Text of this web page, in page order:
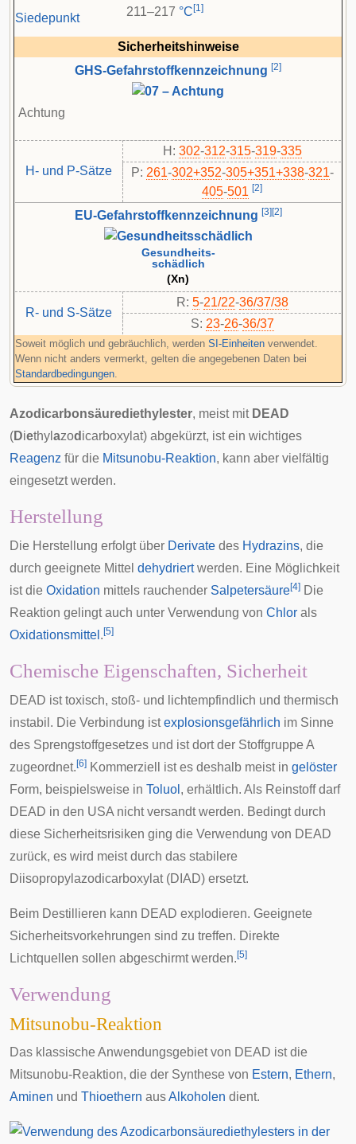
Siedepunkt 211–217 °C [1]
Sicherheitshinweise
GHS-Gefahrstoffkennzeichnung [2]
Achtung
H- und P-Sätze
H: 302-312-315-319-335
P: 261-​302+352-​305+351+338-​321-​
405-​501 [2]
EU-Gefahrstoffkennzeichnung [3] [2]
Gesundheits-
schädlich
(Xn)
R- und S-Sätze
R: 5-21/22-36/37/38
S: 23-26-36/37
Soweit möglich und gebräuchlich, werden SI-Einheiten verwendet.
Wenn nicht anders vermerkt, gelten die angegebenen Daten bei
Standardbedingungen.
Azodicarbonsäurediethylester, meist mit DEAD
(Diethyl azod icarboxylat) abgekürzt, ist ein wichtiges
Reagenz für die Mitsunobu-Reaktion, kann aber vielfältig
eingesetzt werden.
Herstellung
Die Herstellung erfolgt über Derivate des Hydrazins, die
durch geeignete Mittel dehydriertwerden. Eine Möglichkeit
ist die Oxidation mittels rauchender Salpetersäure[4] Die
Reaktion gelingt auch unter Verwendung von Chlor als
Oxidationsmittel . [5]
Chemische Eigenschaften, Sicherheit
DEAD ist toxisch, stoß- und lichtempfindlich und thermisch
instabil. Die Verbindung istexplosionsgefährlich im Sinne
des Sprengstoffgesetzes und ist dort der Stoffgruppe A
zugeordnet. [6] Kommerziell ist es deshalb meist in gelöster
Form, beispielsweise in Toluol , erhältlich. Als Reinstoff darf
DEAD in den USA nicht versandt werden. Bedingt durch
diese Sicherheitsrisiken ging die Verwendung von DEAD
zurück, es wird meist durch das stabilere
Diisopropylazodicarboxylat(DIAD) ersetzt.
Beim Destillieren kann DEAD explodieren. Geeignete
Sicherheitsvorkehrungen sind zu treffen. Direkte
Lichtquellen sollen abgeschirmt werden. [5]
Verwendung
Mitsunobu-Reaktion
Das klassische Anwendungsgebiet von DEAD ist die
Mitsunobu-Reaktion, die der Synthese von Estern, Ethern,
Aminen und Thioethern ausAlkoholen dient.